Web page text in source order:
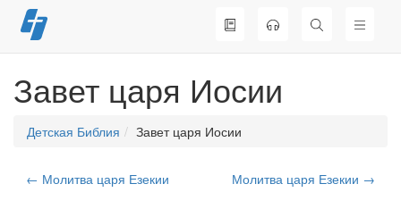
Перейти
к
Завет царя Иосии
Детская Библия Завет царя Иосии
← Молитва царя Езекии Молитва царя Езекии →